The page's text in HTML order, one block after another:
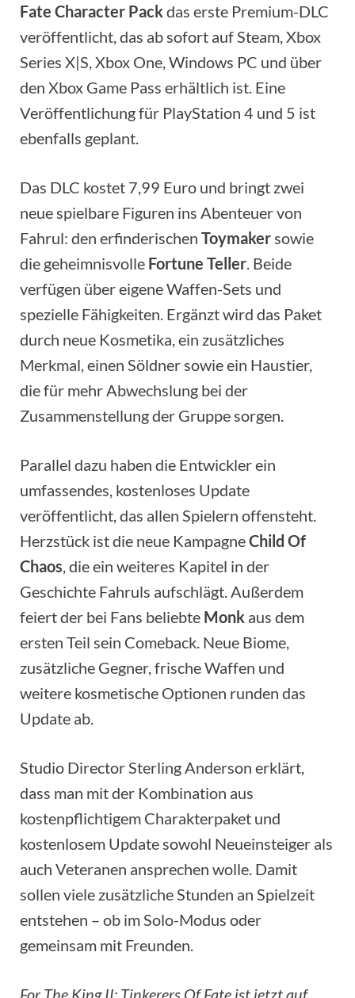
Fate Character Packdas erste Premium-DLC
veröffentlicht, das ab sofort auf Steam, Xbox
Series X|S, Xbox One, Windows PC und über
den Xbox Game Pass erhältlich ist. Eine
Veröffentlichung für PlayStation 4 und 5 ist
ebenfalls geplant.
Das DLC kostet 7,99 Euro und bringt zwei
neue spielbare Figuren ins Abenteuer von
Fahrul: den erfinderischen Toymakersowie
die geheimnisvolle Fortune Teller. Beide
verfügen über eigene Waffen-Sets und
spezielle Fähigkeiten. Ergänzt wird das Paket
durch neue Kosmetika, ein zusätzliches
Merkmal, einen Söldner sowie ein Haustier,
die für mehr Abwechslung bei der
Zusammenstellung der Gruppe sorgen.
Parallel dazu haben die Entwickler ein
umfassendes, kostenloses Update
veröffentlicht, das allen Spielern offensteht.
Herzstück ist die neue KampagneChild Of
Chaos, die ein weiteres Kapitel in der
Geschichte Fahruls aufschlägt. Außerdem
feiert der bei Fans beliebte Monk aus dem
ersten Teil sein Comeback. Neue Biome,
zusätzliche Gegner, frische Waffen und
weitere kosmetische Optionen runden das
Update ab.
Studio Director Sterling Anderson erklärt,
dass man mit der Kombination aus
kostenpflichtigem Charakterpaket und
kostenlosem Update sowohl Neueinsteiger als
auch Veteranen ansprechen wolle. Damit
sollen viele zusätzliche Stunden an Spielzeit
entstehen – ob im Solo-Modus oder
gemeinsam mit Freunden.
For The King II: Tinkerers Of Fate ist jetzt auf